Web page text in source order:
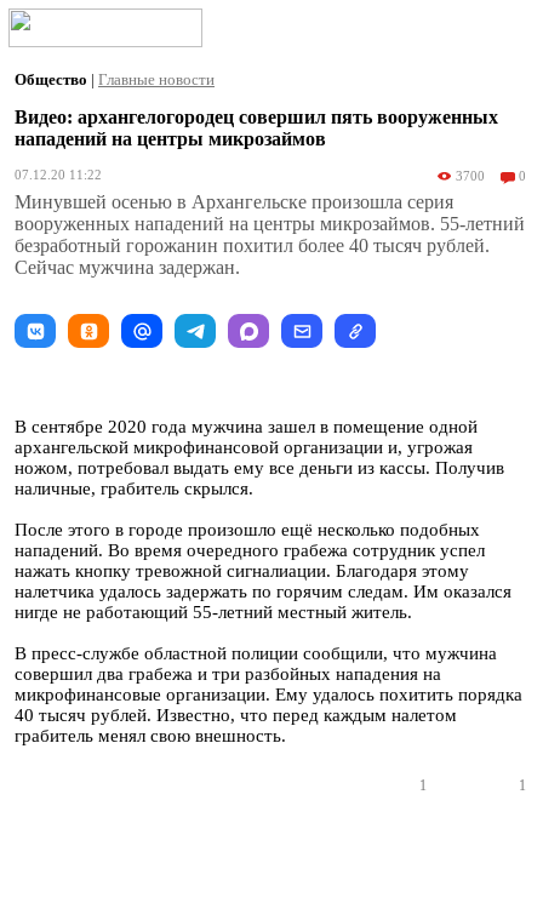
Общество | Главные новости
Видео: архангелогородец совершил пять вооруженных
нападений на центры микрозаймов
07.12.20 11:22 3700 0
Минувшей осенью в Архангельске произошла серия
вооруженных нападений на центры микрозаймов. 55-летний
безработный горожанин похитил более 40 тысяч рублей.
Сейчас мужчина задержан.
В сентябре 2020 года мужчина зашел в помещение одной
архангельской микрофинансовой организации и, угрожая
ножом, потребовал выдать ему все деньги из кассы. Получив
наличные, грабитель скрылся.
После этого в городе произошло ещё несколько подобных
нападений. Во время очередного грабежа сотрудник успел
нажать кнопку тревожной сигналиации. Благодаря этому
налетчика удалось задержать по горячим следам. Им оказался
нигде не работающий 55-летний местный житель.
В пресс-службе областной полиции сообщили, что мужчина
совершил два грабежа и три разбойных нападения на
микрофинансовые организации. Ему удалось похитить порядка
40 тысяч рублей. Известно, что перед каждым налетом
грабитель менял свою внешность.
1 1